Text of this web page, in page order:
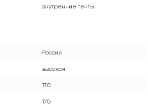
внутренние тенты
Россия
высокая
170
170